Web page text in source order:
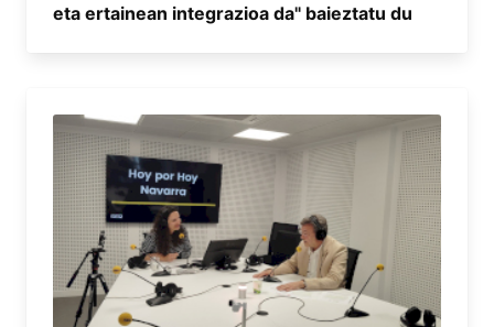
eta ertainean integrazioa da" baieztatu du